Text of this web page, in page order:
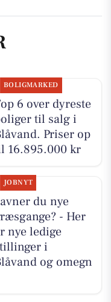
BOLIGMARKED
6 over dyreste
til salg i
Priser op
16.895.000 kr
JOBNYT
du nye
- Her
nye ledige
i
og omegn